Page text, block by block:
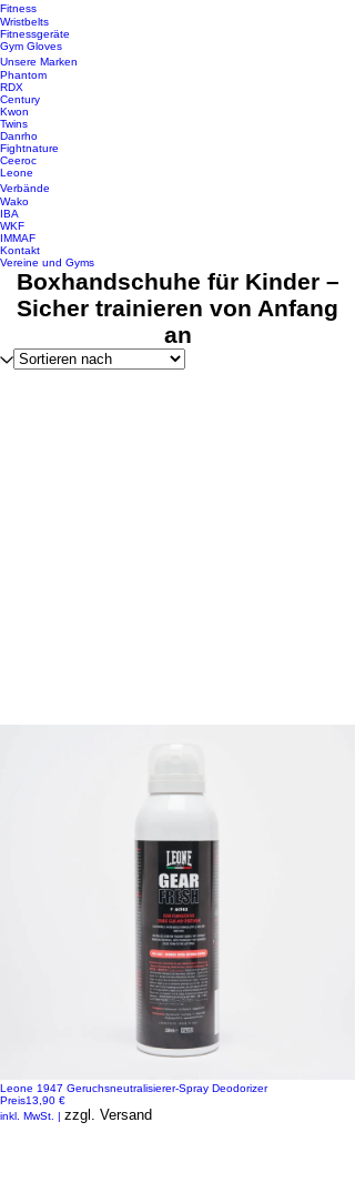
Fitness
Wristbelts
Fitnessgeräte
Gym Gloves
Unsere Marken
Phantom
RDX
Century
Kwon
Twins
Danrho
Fightnature
Ceeroc
Leone
Verbände
Wako
IBA
WKF
IMMAF
Kontakt
Vereine und Gyms
Boxhandschuhe für Kinder –
Sicher trainieren von Anfang
an
Leone 1947 Geruchsneutralisierer-Spray Deodorizer
Preis13,90 €
inkl. MwSt. | zzgl. Versand